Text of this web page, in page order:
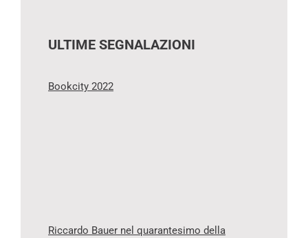
ULTIME SEGNALAZIONI
Bookcity 2022
Riccardo Bauer nel quarantesimo della